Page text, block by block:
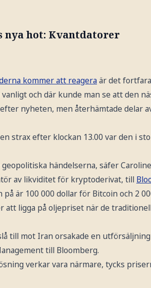
hot: Kvantdatorer
kommer att reageraär det
och där kunde man se att den
nyheten, men återhämtade delar
strax efter klockan 13.00 var den i
händelserna, säfer
av likviditet för kryptoderivat, till
är 100 000 dollar för Bitcoin och 2
ligga på oljepriset när de
till mot Iran orsakade en
till Bloomberg.
verkar vara närmare, tycks